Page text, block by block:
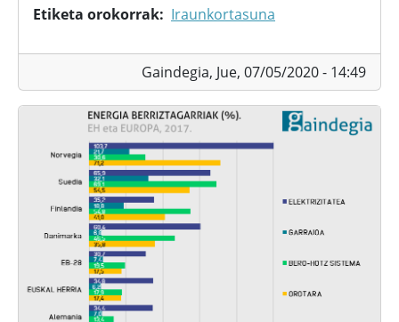
Etiketa orokorrak Iraunkortasuna
Gaindegia, Jue, 07/05/2020 - 14:49